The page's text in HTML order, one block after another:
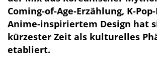
Coming-of-Age-Erzählung, K-
Anime-inspiriertem Design hat
kürzester Zeit als kulturelles
etabliert.